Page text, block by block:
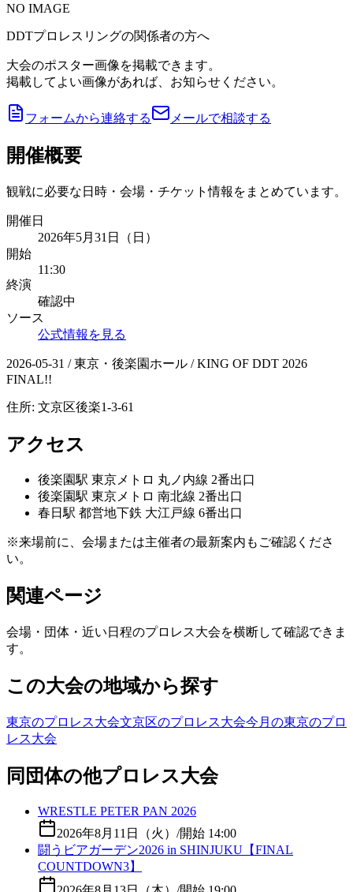
NO IMAGE
DDTプロレスリングの関係者の方へ
大会のポスター画像を掲載できます。
掲載してよい画像があれば、お知らせください。
フォームから連絡する メールで相談する
開催概要
観戦に必要な日時・会場・チケット情報をまとめています。
開催日
2026年5月31日（日）
開始
11:30
終演
確認中
ソース
公式情報を見る
2026-05-31 / 東京・後楽園ホール / KING OF DDT 2026
FINAL!!
住所: 文京区後楽1-3-61
アクセス
後楽園駅 東京メトロ 丸ノ内線 2番出口
後楽園駅 東京メトロ 南北線 2番出口
春日駅 都営地下鉄 大江戸線 6番出口
※来場前に、会場または主催者の最新案内もご確認くださ
い。
関連ページ
会場・団体・近い日程のプロレス大会を横断して確認できま
す。
この大会の地域から探す
東京のプロレス大会文京区のプロレス大会今月の東京のプロ
レス大会
同団体の他プロレス大会
WRESTLE PETER PAN 2026
2026年8月11日（火） /開始 14:00
闘うビアガーデン2026 in SHINJUKU【FINAL
COUNTDOWN3】